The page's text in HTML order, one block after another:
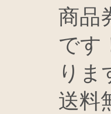
商品
です
りま
送料